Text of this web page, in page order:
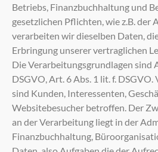
Betriebs, Finanzbuchhaltung und
gesetzlichen Pflichten, wie z.B. der
verarbeiten wir dieselben Daten,
Erbringung unserer vertraglichen
Die Verarbeitungsgrundlagen sind
DSGVO, Art. 6 Abs. 1 lit. f.
sind Kunden, Interessenten,
Websitebesucher betroffen. Der
an der Verarbeitung liegt in der
Finanzbuchhaltung,